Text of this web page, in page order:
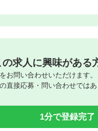
の求人に興味がある
お問い合わせいただけます。
直接応募・問い合わせでは
1分で登録完了